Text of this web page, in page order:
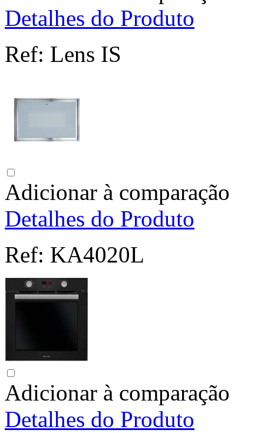
Detalhes do Produto
Ref: Lens IS
Adicionar à comparação
Detalhes do Produto
Ref: KA4020L
Adicionar à comparação
Detalhes do Produto